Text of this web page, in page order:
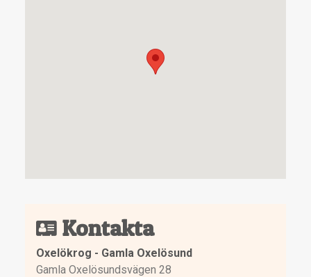
Kontakta
Oxelökrog - Gamla Oxelösund
Gamla Oxelösundsvägen 28